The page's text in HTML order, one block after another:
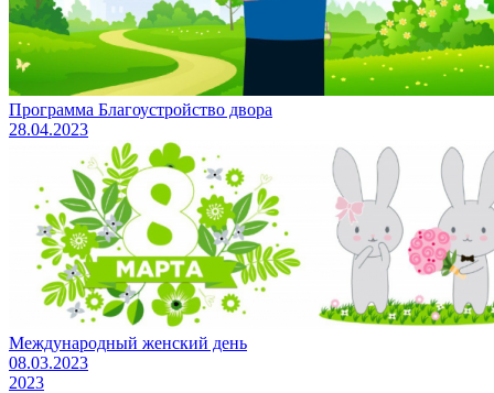
Программа Благоустройство двора
28.04.2023
Международный женский день
08.03.2023
2023